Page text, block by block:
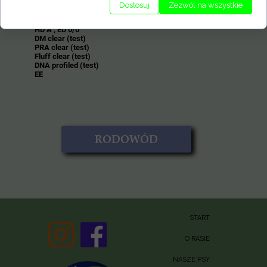
START
O RASIE
NASZE PSY
RODOWÓD
HD A , ED 0/0
DM clear (test)
PRA clear (test)
Fluff clear (test)
DNA profiled (test)
EE
Dostosuj Zezwól na wszystkie